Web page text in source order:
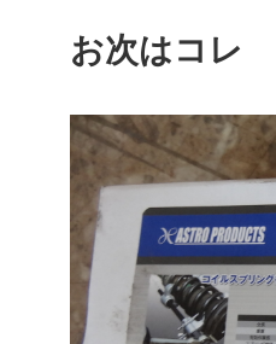
お次はコレ